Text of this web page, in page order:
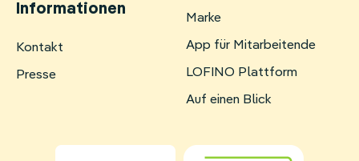
Informationen
Navigation
Kontakt
Presse
Marke
App für Mitarbeitende
LOFINO Plattform
Auf einen Blick